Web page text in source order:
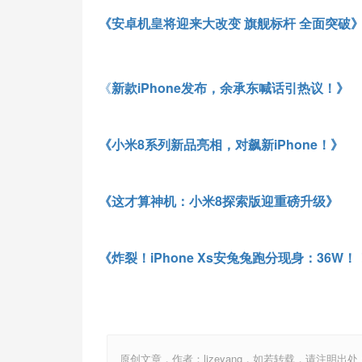
《安卓机皇将迎来大改变 旗舰标杆 全面突破》
《新款iPhone发布，余承东喊话引热议！》
《小米8系列新品亮相，对飙新iPhone！》
《这才算神机：小米8探索版迎重磅升级》
《炸裂！ iPhone Xs安兔兔跑分现身： 36W
原创文章，作者：lizeyang，如若转载，请注明出